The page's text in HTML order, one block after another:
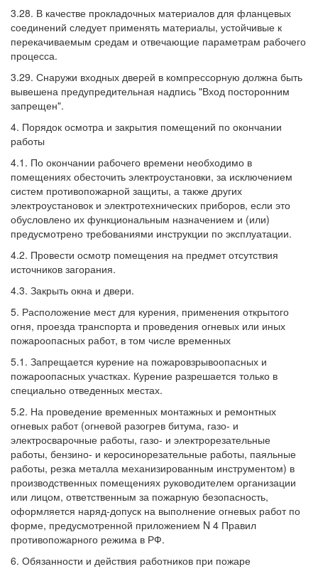
3.28. В качестве прокладочных материалов для фланцевых
соединений следует применять материалы, устойчивые к
перекачиваемым средам и отвечающие параметрам рабочего
процесса.
3.29. Снаружи входных дверей в компрессорную должна быть
вывешена предупредительная надпись "Вход посторонним
запрещен".
4. Порядок осмотра и закрытия помещений по окончании
работы
4.1. По окончании рабочего времени необходимо в
помещениях обесточить электроустановки, за исключением
систем противопожарной защиты, а также других
электроустановок и электротехнических приборов, если это
обусловлено их функциональным назначением и (или)
предусмотрено требованиями инструкции по эксплуатации.
4.2. Провести осмотр помещения на предмет отсутствия
источников загорания.
4.3. Закрыть окна и двери.
5. Расположение мест для курения, применения открытого
огня, проезда транспорта и проведения огневых или иных
пожароопасных работ, в том числе временных
5.1. Запрещается курение на пожаровзрывоопасных и
пожароопасных участках. Курение разрешается только в
специально отведенных местах.
5.2. На проведение временных монтажных и ремонтных
огневых работ (огневой разогрев битума, газо- и
электросварочные работы, газо- и электрорезательные
работы, бензино- и керосинорезательные работы, паяльные
работы, резка металла механизированным инструментом) в
производственных помещениях руководителем организации
или лицом, ответственным за пожарную безопасность,
оформляется наряд-допуск на выполнение огневых работ по
форме, предусмотренной приложением N 4 Правил
противопожарного режима в РФ.
6. Обязанности и действия работников при пожаре